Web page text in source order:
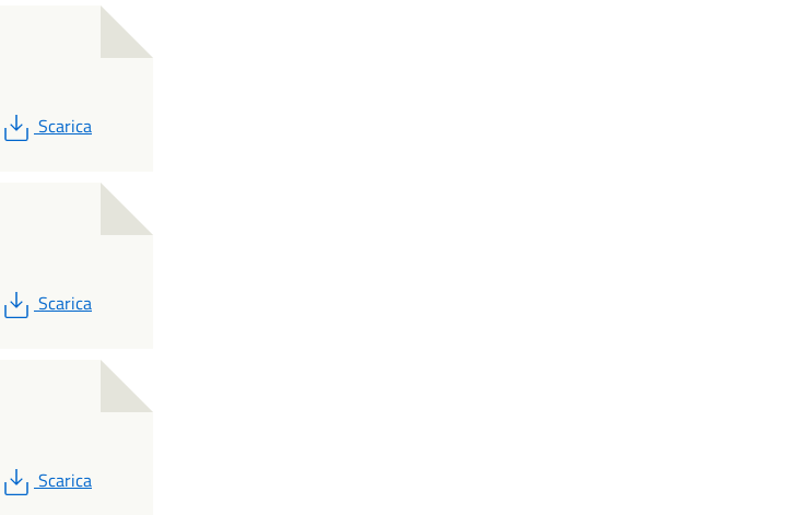
PDF
Scarica
PDF
Scarica
PDF
Scarica